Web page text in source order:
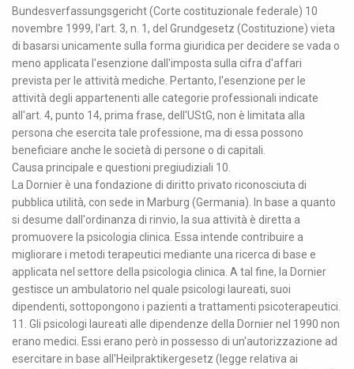
Bundesverfassungsgericht (Corte costituzionale federale) 10
novembre 1999, l'art. 3, n. 1, del Grundgesetz (Costituzione) vieta
di basarsi unicamente sulla forma giuridica per decidere se vada o
meno applicata l'esenzione dall'imposta sulla cifra d'affari
prevista per le attività mediche. Pertanto, l'esenzione per le
attività degli appartenenti alle categorie professionali indicate
all'art. 4, punto 14, prima frase, dell'UStG, non è limitata alla
persona che esercita tale professione, ma di essa possono
beneficiare anche le società di persone o di capitali.
Causa principale e questioni pregiudiziali 10.
La Dornier è una fondazione di diritto privato riconosciuta di
pubblica utilità, con sede in Marburg (Germania). In base a quanto
si desume dall'ordinanza di rinvio, la sua attività è diretta a
promuovere la psicologia clinica. Essa intende contribuire a
migliorare i metodi terapeutici mediante una ricerca di base e
applicata nel settore della psicologia clinica. A tal fine, la Dornier
gestisce un ambulatorio nel quale psicologi laureati, suoi
dipendenti, sottopongono i pazienti a trattamenti psicoterapeutici.
11. Gli psicologi laureati alle dipendenze della Dornier nel 1990 non
erano medici. Essi erano però in possesso di un'autorizzazione ad
esercitare in base all'Heilpraktikergesetz (legge relativa ai